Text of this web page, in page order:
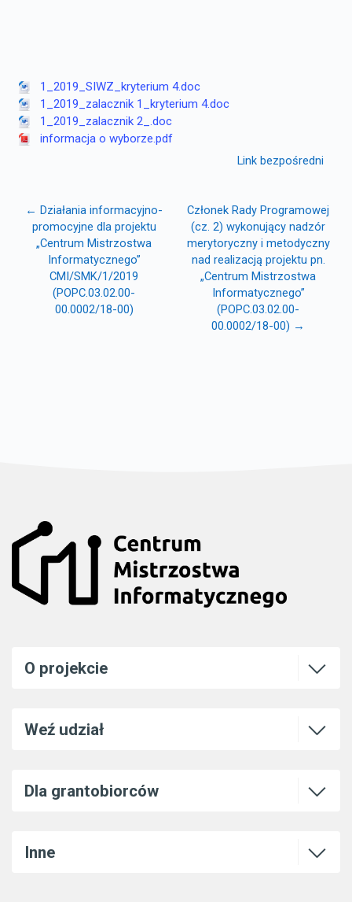
1_2019_SIWZ_kryterium 4.doc
1_2019_zalacznik 1_kryterium 4.doc
1_2019_zalacznik 2_.doc
informacja o wyborze.pdf
Link bezpośredni
← Działania informacyjno-
promocyjne dla projektu
„Centrum Mistrzostwa
Informatycznego”
CMI/SMK/1/2019
(POPC.03.02.00-
00.0002/18-00)
Członek Rady Programowej
(cz. 2) wykonujący nadzór
merytoryczny i metodyczny
nad realizacją projektu pn.
„Centrum Mistrzostwa
Informatycznego”
(POPC.03.02.00-
00.0002/18-00) →
O projekcie Otwórz
Weź udział Otwórz
Dla grantobiorców Otwórz
Inne Otwórz